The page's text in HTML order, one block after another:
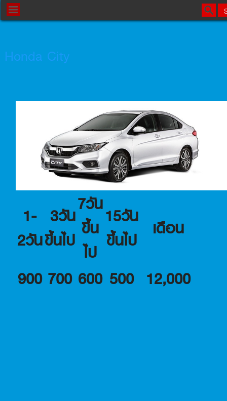
Honda City
1-
2วัน
3วัน
ขึ้นไป
7วัน
ขึ้น
ไป
15วัน
ขึ้นไป
เดือน
900 700 600 500 12,000